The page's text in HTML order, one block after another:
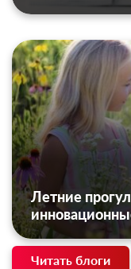
Летние
Читать блоги